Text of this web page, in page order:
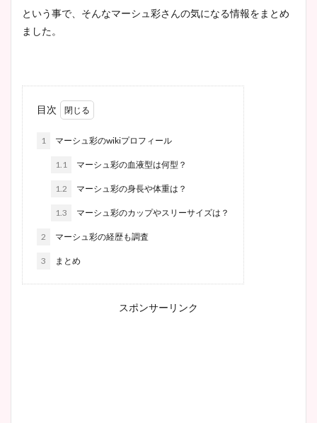
という事で、そんなマーシュ彩さんの気になる情報をまとめ
ました。
目次
1 マーシュ彩のwikiプロフィール
1.1 マーシュ彩の血液型は何型？
1.2 マーシュ彩の身長や体重は？
1.3 マーシュ彩のカップやスリーサイズは？
2 マーシュ彩の経歴も調査
3 まとめ
スポンサーリンク